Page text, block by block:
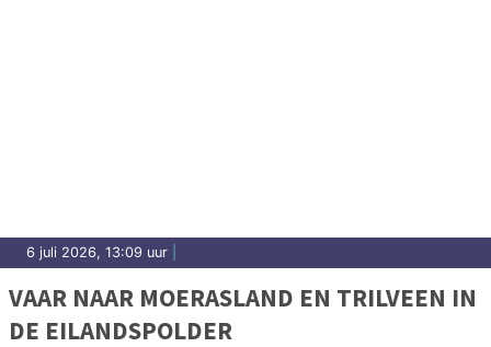
6 juli 2026, 13:09 uur
VAAR NAAR MOERASLAND EN TRILVEEN IN
DE EILANDSPOLDER